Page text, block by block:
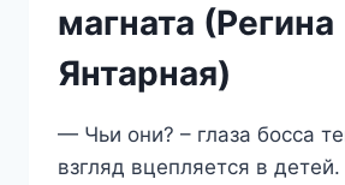
магната (Регина
Янтарная)
— Чьи они? – глаза босса
взгляд вцепляется в